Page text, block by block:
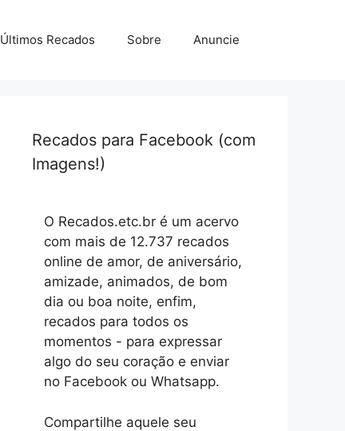
Últimos Recados Sobre Anuncie
Recados para Facebook (com
Imagens!)
O Recados.etc.br é um acervo
com mais de 12.737 recados
online de amor, de aniversário,
amizade, animados, de bom
dia ou boa noite, enfim,
recados para todos os
momentos - para expressar
algo do seu coração e enviar
no Facebook ou Whatsapp.
Compartilhe aquele seu